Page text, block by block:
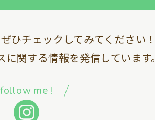
ぜひチェックしてみてください！
に関する情報を発信しています。
follow me !